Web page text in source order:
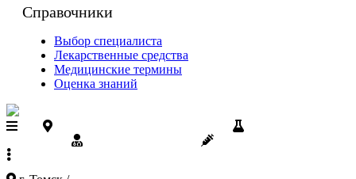
Справочники
Выбор специалиста
Лекарственные средства
Медицинские термины
Оценка знаний